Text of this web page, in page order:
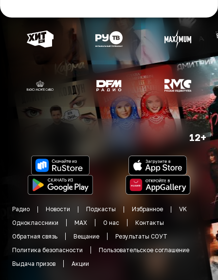
12+
Радио Новости Подкасты Избранное
VK
Одноклассники
MAX О нас
Контакты
Обратная связь
Вещание
Результаты СОУТ
Политика безопасности
Пользовательское соглашение
Выдача призов
Акции